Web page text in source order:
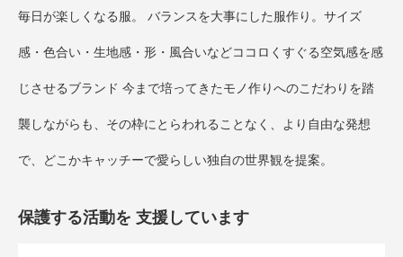
毎日が楽しくなる服。 バランスを大事にした服作り。サイズ
感・色合い・生地感・形・風合いなどココロくすぐる空気感を感
じさせるブランド 今まで培ってきたモノ作りへのこだわりを踏
襲しながらも、その枠にとらわれることなく、より自由な発想
で、どこかキャッチーで愛らしい独自の世界観を提案。
保護する活動を 支援しています